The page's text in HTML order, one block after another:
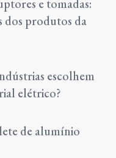
e tomadas:
dos produtos da
escolhem
elétrico?
de alumínio